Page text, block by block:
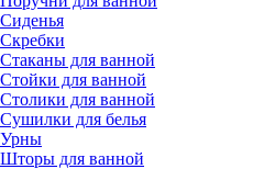
Сиденья
Скребки
Стаканы для ванной
Стойки для ванной
Столики для ванной
Сушилки для белья
Урны
Шторы для ванной